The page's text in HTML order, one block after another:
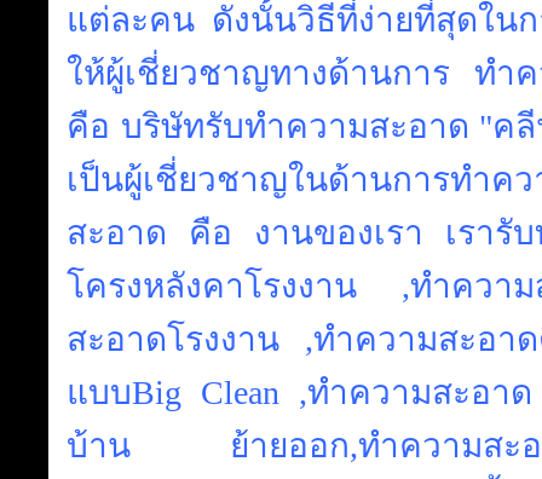
แต่ละคน ดังนั้นวิธีที่ง่ายที่สุดใน
ให้ผู้เชี่ยวชาญทางด้านการ ทำ
คือ บริษัทรับทำความสะอาด "คลี
เป็นผู้เชี่ยวชาญในด้านการทำค
สะอาด คือ งานของเรา เรารั
โครงหลังคาโรงงาน ,ทำควา
สะอาดโรงงาน ,ทำความสะอา
แบบBig Clean ,ทำความสะอา
บ้าน ย้ายออก,ทำความสะอา